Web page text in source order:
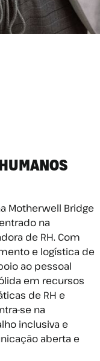
Motherwell Bridge
na
de RH. Com
e logística de
ao pessoal
em recursos
de RH e
se na
inclusiva e
aberta e